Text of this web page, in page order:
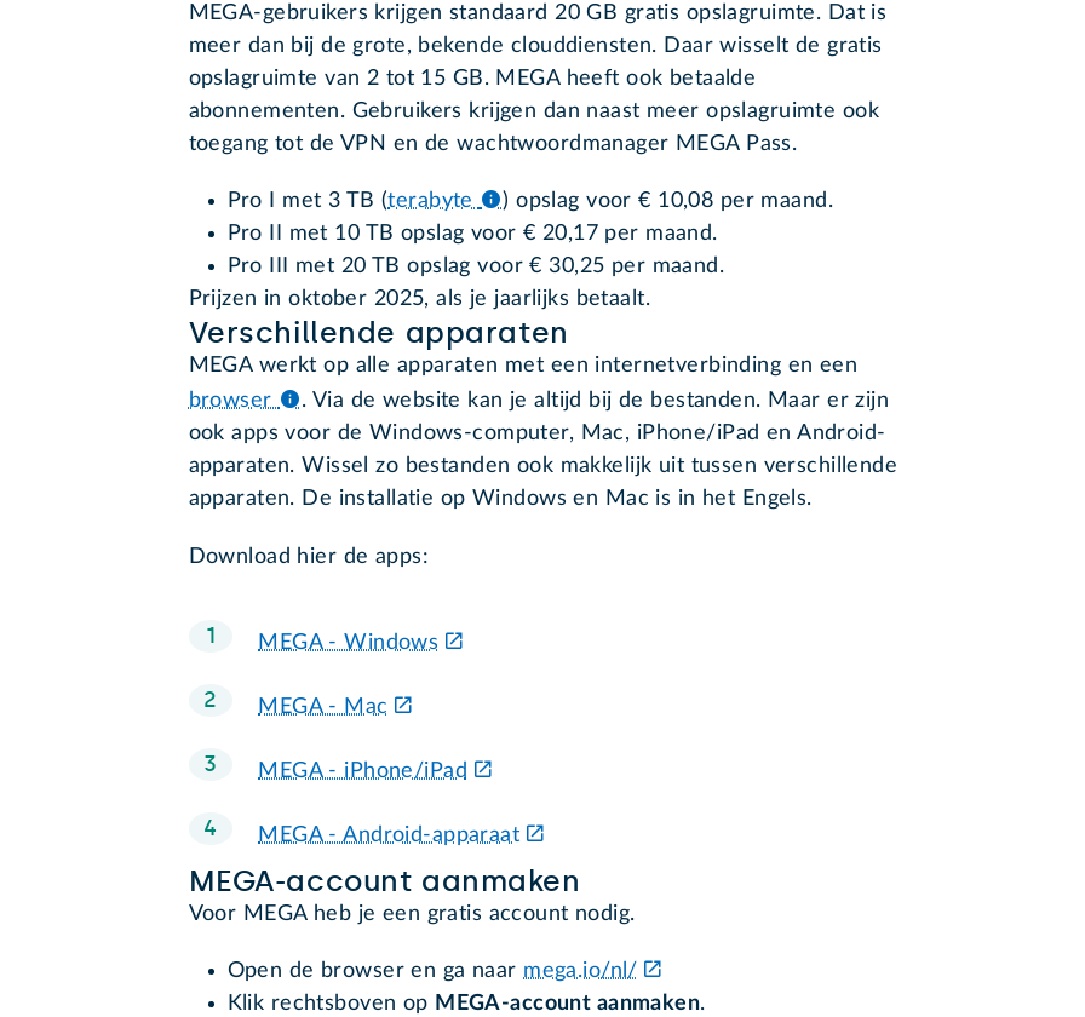
MEGA-gebruikers krijgen standaard 20 GB gratis opslagruimte. Dat is
meer dan bij de grote, bekende clouddiensten. Daar wisselt de gratis
opslagruimte van 2 tot 15 GB. MEGA heeft ook betaalde
abonnementen. Gebruikers krijgen dan naast meer opslagruimte ook
toegang tot de VPN en de wachtwoordmanager MEGA Pass.
Pro I met 3 TB (terabyte
) opslag voor € 10,08 per maand.
Pro II met 10 TB opslag voor € 20,17 per maand.
Pro III met 20 TB opslag voor € 30,25 per maand.
Prijzen in oktober 2025, als je jaarlijks betaalt.
Verschillende apparaten
MEGA werkt op alle apparaten met een internetverbinding en een
browser
. Via de website kan je altijd bij de bestanden. Maar er zijn
ook apps voor de Windows-computer, Mac, iPhone/iPad en Android-
apparaten. Wissel zo bestanden ook makkelijk uit tussen verschillende
apparaten. De installatie op Windows en Mac is in het Engels.
Download hier de apps:
MEGA - Windows
MEGA - Mac
MEGA - iPhone/iPad
MEGA - Android-apparaat
MEGA-account aanmaken
Voor MEGA heb je een gratis account nodig.
Open de browser en ga naar mega.io/nl/
Klik rechtsboven op MEGA-account aanmaken.